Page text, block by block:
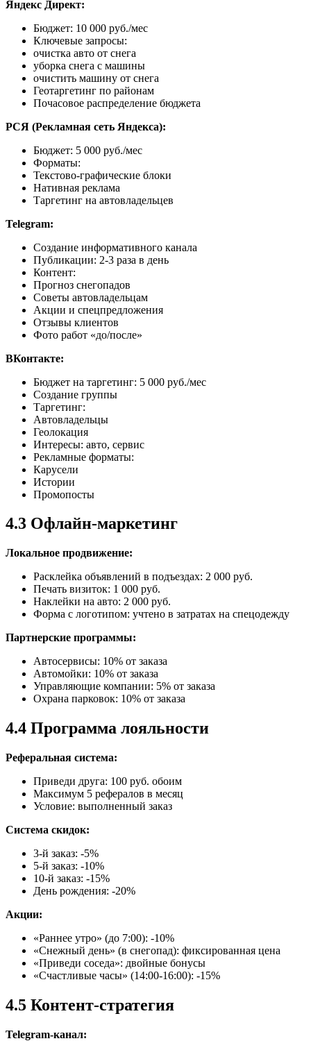
Яндекс Директ:
Бюджет: 10 000 руб./мес
Ключевые запросы:
очистка авто от снега
уборка снега с машины
очистить машину от снега
Геотаргетинг по районам
Почасовое распределение бюджета
РСЯ (Рекламная сеть Яндекса):
Бюджет: 5 000 руб./мес
Форматы:
Текстово-графические блоки
Нативная реклама
Таргетинг на автовладельцев
Telegram:
Создание информативного канала
Публикации: 2-3 раза в день
Контент:
Прогноз снегопадов
Советы автовладельцам
Акции и спецпредложения
Отзывы клиентов
Фото работ «до/после»
ВКонтакте:
Бюджет на таргетинг: 5 000 руб./мес
Создание группы
Таргетинг:
Автовладельцы
Геолокация
Интересы: авто, сервис
Рекламные форматы:
Карусели
Истории
Промопосты
4.3 Офлайн-маркетинг
Локальное продвижение:
Расклейка объявлений в подъездах: 2 000 руб.
Печать визиток: 1 000 руб.
Наклейки на авто: 2 000 руб.
Форма с логотипом: учтено в затратах на спецодежду
Партнерские программы:
Автосервисы: 10% от заказа
Автомойки: 10% от заказа
Управляющие компании: 5% от заказа
Охрана парковок: 10% от заказа
4.4 Программа лояльности
Реферальная система:
Приведи друга: 100 руб. обоим
Максимум 5 рефералов в месяц
Условие: выполненный заказ
Система скидок:
3-й заказ: -5%
5-й заказ: -10%
10-й заказ: -15%
День рождения: -20%
Акции:
«Раннее утро» (до 7:00): -10%
«Снежный день» (в снегопад): фиксированная цена
«Приведи соседа»: двойные бонусы
«Счастливые часы» (14:00-16:00): -15%
4.5 Контент-стратегия
Telegram-канал: